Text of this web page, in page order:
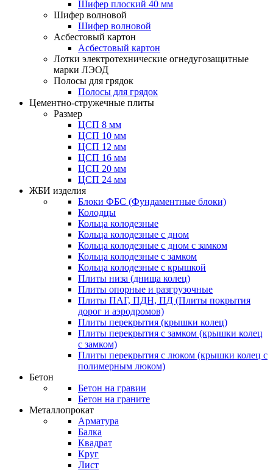
Шифер плоский 40 мм
Шифер волновой
Шифер волновой
Асбестовый картон
Асбестовый картон
Лотки электротехнические огнедугозащитные
марки ЛЭОД
Полосы для грядок
Полосы для грядок
Цементно-стружечные плиты
Размер
ЦСП 8 мм
ЦСП 10 мм
ЦСП 12 мм
ЦСП 16 мм
ЦСП 20 мм
ЦСП 24 мм
ЖБИ изделия
Блоки ФБС (Фундаментные блоки)
Колодцы
Кольца колодезные
Кольца колодезные с дном
Кольца колодезные с дном с замком
Кольца колодезные с замком
Кольца колодезные с крышкой
Плиты низа (днища колец)
Плиты опорные и разгрузочные
Плиты ПАГ, ПДН, ПД (Плиты покрытия
дорог и аэродромов)
Плиты перекрытия (крышки колец)
Плиты перекрытия с замком (крышки колец
с замком)
Плиты перекрытия с люком (крышки колец с
полимерным люком)
Бетон
Бетон на гравии
Бетон на граните
Металлопрокат
Арматура
Балка
Квадрат
Круг
Лист